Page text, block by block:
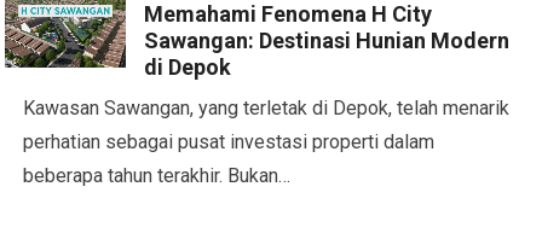
Memahami Fenomena H City
Sawangan: Destinasi Hunian Modern
di Depok
Kawasan Sawangan, yang terletak di Depok, telah menarik
perhatian sebagai pusat investasi properti dalam
beberapa tahun terakhir. Bukan…